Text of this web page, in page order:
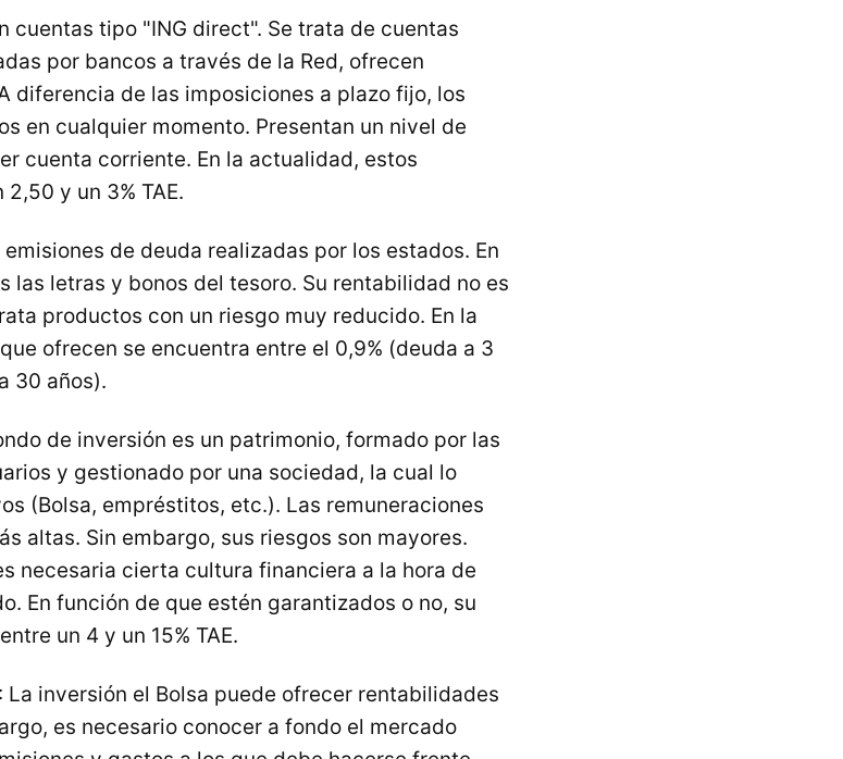
cuentas tipo "ING direct". Se trata de cuentas
por bancos a través de la Red, ofrecen
diferencia de las imposiciones a plazo fijo, los
en cualquier momento. Presentan un nivel de
cuenta corriente. En la actualidad, estos
y un 3% TAE.
de deuda realizadas por los estados. En
las letras y bonos del tesoro. Su rentabilidad no es
productos con un riesgo muy reducido. En la
ofrecen se encuentra entre el 0,9% (deuda a 3
30 años).
de inversión es un patrimonio, formado por las
y gestionado por una sociedad, la cual lo
(Bolsa, empréstitos, etc.). Las remuneraciones
altas. Sin embargo, sus riesgos son mayores.
necesaria cierta cultura financiera a la hora de
En función de que estén garantizados o no, su
un 4 y un 15% TAE.
: La inversión el Bolsa puede ofrecer rentabilidades
es necesario conocer a fondo el mercado